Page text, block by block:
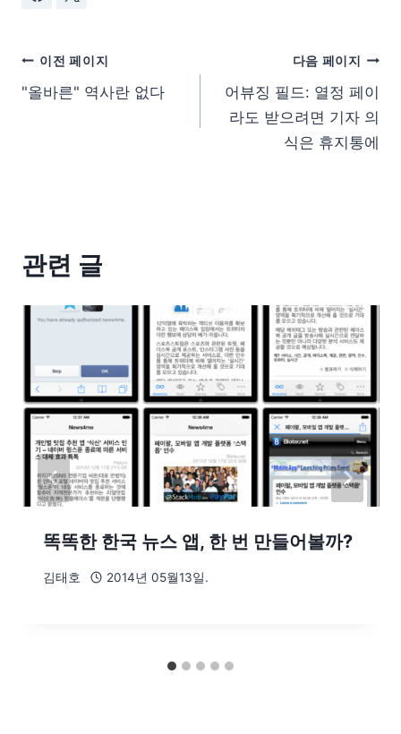
이전 페이지
"올바른" 역사란 없다
다음 페이지
어뷰징 필드: 열정 페이
라도 받으려면 기자 의
식은 휴지통에
관련 글
똑똑한 한국 뉴스 앱, 한 번 만들어볼까?
김태호 2014년 05월13일.